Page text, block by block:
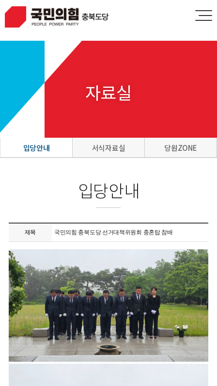
HOMELOGINJOIN
자료실
입당안내 서식자료실 당원ZONE
입당안내
제목 국민의힘 충북도당 선거대책위원회 충혼탑 참배